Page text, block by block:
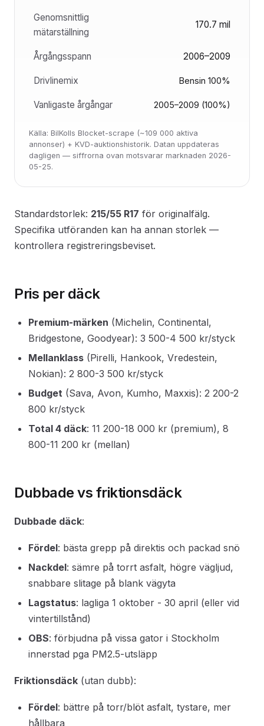
Genomsnittlig
mätarställning
170.7 mil
Årgångsspann 2006–2009
Drivlinemix Bensin 100%
Vanligaste årgångar 2005–2009 (100%)
Källa: BilKolls Blocket-scrape (~109 000 aktiva
annonser) + KVD-auktionshistorik. Datan uppdateras
dagligen — siffrorna ovan motsvarar marknaden 2026-
05-25.
Standardstorlek: 215/55 R17 för originalfälg.
Specifika utföranden kan ha annan storlek —
kontrollera registreringsbeviset.
Pris per däck
Premium-märken (Michelin, Continental,
Bridgestone, Goodyear): 3 500-4 500 kr/styck
Mellanklass (Pirelli, Hankook, Vredestein,
Nokian): 2 800-3 500 kr/styck
Budget (Sava, Avon, Kumho, Maxxis): 2 200-2
800 kr/styck
Total 4 däck: 11 200-18 000 kr (premium), 8
800-11 200 kr (mellan)
Dubbade vs friktionsdäck
Dubbade däck:
Fördel: bästa grepp på direktis och packad snö
Nackdel: sämre på torrt asfalt, högre vägljud,
snabbare slitage på blank vägyta
Lagstatus: lagliga 1 oktober - 30 april (eller vid
vintertillstånd)
OBS: förbjudna på vissa gator i Stockholm
innerstad pga PM2.5-utsläpp
Friktionsdäck (utan dubb):
Fördel: bättre på torr/blöt asfalt, tystare, mer
hållbara